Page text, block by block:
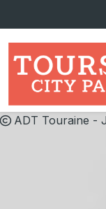
Aller au contenu
ADT Touraine -